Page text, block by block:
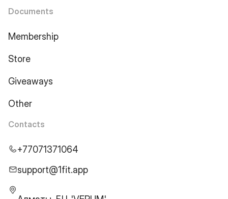
Documents
Membership
Store
Giveaways
Other
Contacts
+77071371064
support@1fit.app